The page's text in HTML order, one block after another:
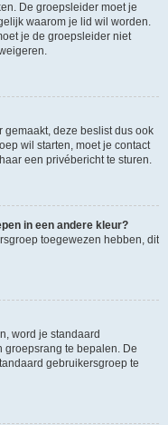
De groepsleider moet je
waarom je lid wil worden.
je de groepsleider niet
deze beslist dus ook
wil starten, moet je contact
een privébericht te sturen.
in een andere kleur?
toegewezen hebben, dit
word je standaard
groepsrang te bepalen. De
gebruikersgroep te